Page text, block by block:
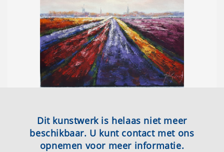
Dit kunstwerk is helaas niet meer
beschikbaar. U kunt contact met ons
opnemen voor meer informatie.